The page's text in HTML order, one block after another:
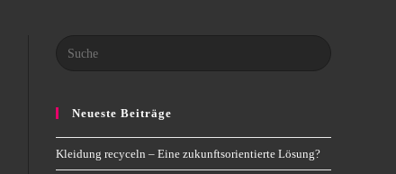
Search
Neueste Beiträge
Kleidung recyceln – Eine zukunftsorientierte Lösung?